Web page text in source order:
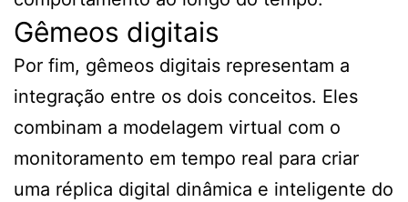
Gêmeos digitais
Por fim, gêmeos digitais representam a
integração entre os dois conceitos. Eles
combinam a modelagem virtual com o
monitoramento em tempo real para criar
uma réplica digital dinâmica e inteligente do